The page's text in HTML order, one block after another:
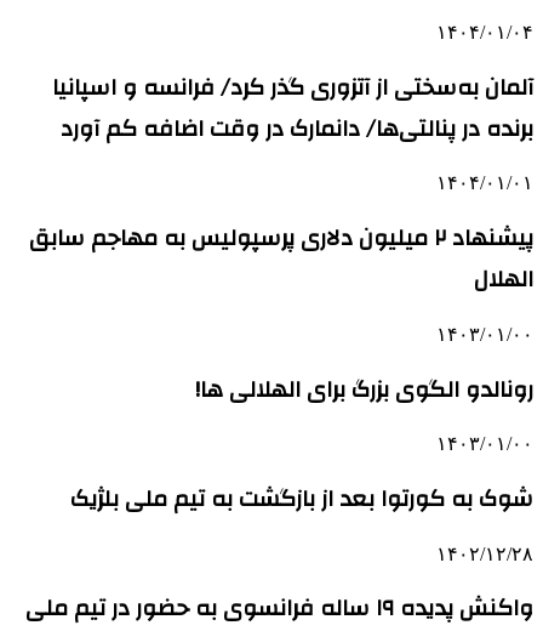
۱۴۰۴/۰۱/۰۴
آلمان به‌سختی از آتزوری گذر کرد/ فرانسه و اسپانیا
برنده در پنالتی‌ها/ دانمارک در وقت‌ اضافه کم آورد
۱۴۰۴/۰۱/۰۱
پیشنهاد ۲ میلیون دلاری پرسپولیس به مهاجم سابق
الهلال
۱۴۰۳/۰۱/۰۰
رونالدو الگوی بزرگ برای الهلالی ها!
۱۴۰۳/۰۱/۰۰
شوک به کورتوا بعد از بازگشت به تیم ملی بلژیک
۱۴۰۲/۱۲/۲۸
واکنش پدیده ۱۹ ساله فرانسوی به حضور در تیم ملی